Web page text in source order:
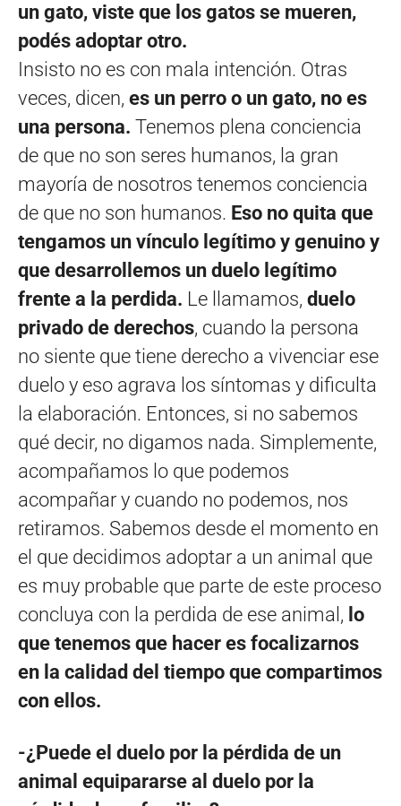
un gato, viste que los gatos se mueren,
podés adoptar otro.
Insisto no es con mala intención. Otras
veces, dicen, es un perro o un gato, no es
una persona. Tenemos plena conciencia
de que no son seres humanos, la gran
mayoría de nosotros tenemos conciencia
de que no son humanos. Eso no quita que
tengamos un vínculo legítimo y genuino y
que desarrollemos un duelo legítimo
frente a la perdida. Le llamamos, duelo
privado de derechos, cuando la persona
no siente que tiene derecho a vivenciar ese
duelo y eso agrava los síntomas y dificulta
la elaboración. Entonces, si no sabemos
qué decir, no digamos nada. Simplemente,
acompañamos lo que podemos
acompañar y cuando no podemos, nos
retiramos. Sabemos desde el momento en
el que decidimos adoptar a un animal que
es muy probable que parte de este proceso
concluya con la perdida de ese animal, lo
que tenemos que hacer es focalizarnos
en la calidad del tiempo que compartimos
con ellos.
-¿Puede el duelo por la pérdida de un
animal equipararse al duelo por la